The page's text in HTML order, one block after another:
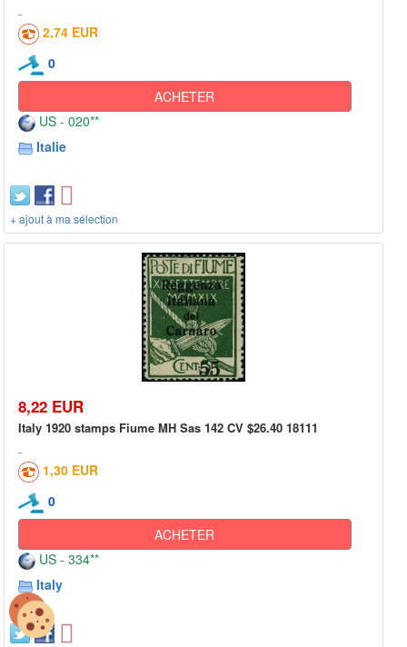
2,74 EUR
0
ACHETER
US - 020**
Italie
+ ajout à ma sélection
8,22 EUR
Italy 1920 stamps Fiume MH Sas 142 CV $26.40 18111
1,30 EUR
0
ACHETER
US - 334**
Italy